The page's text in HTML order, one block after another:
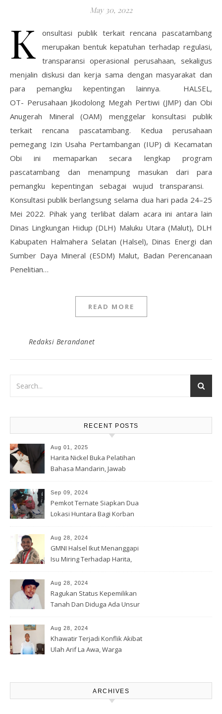
May 30, 2022
K
onsultasi publik terkait rencana pascatambang
merupakan bentuk kepatuhan terhadap regulasi,
transparansi operasional perusahaan, sekaligus
menjalin diskusi dan kerja sama dengan masyarakat dan
para pemangku kepentingan lainnya. HALSEL,
OT- Perusahaan Jikodolong Megah Pertiwi (JMP) dan Obi
Anugerah Mineral (OAM) menggelar konsultasi publik
terkait rencana pascatambang. Kedua perusahaan
pemegang Izin Usaha Pertambangan (IUP) di Kecamatan
Obi ini memaparkan secara lengkap program
pascatambang dan menampung masukan dari para
pemangku kepentingan sebagai wujud transparansi.
Konsultasi publik berlangsung selama dua hari pada 24–25
Mei 2022. Pihak yang terlibat dalam acara ini antara lain
Dinas Lingkungan Hidup (DLH) Maluku Utara (Malut), DLH
Kabupaten Halmahera Selatan (Halsel), Dinas Energi dan
Sumber Daya Mineral (ESDM) Malut, Badan Perencanaan
Penelitian…
READ MORE
Redaksi Berandanet
RECENT POSTS
Aug 01, 2025
Harita Nickel Buka Pelatihan
Bahasa Mandarin, Jawab
Sep 09, 2024
Pemkot Ternate Siapkan Dua
Lokasi Huntara Bagi Korban
Aug 28, 2024
GMNI Halsel Ikut Menanggapi
Isu Miring Terhadap Harita,
Lahan Warga
Aug 28, 2024
Ragukan Status Kepemilikan
Tanah Dan Diduga Ada Unsur
Korporasi Harita, GPM Halsel
Minta Polres Panggil Dan
Tetapkan Bapak Arif La Awa
Aug 28, 2024
Khawatir Terjadi Konflik Akibat
Ulah Arif La Awa, Warga
ARCHIVES